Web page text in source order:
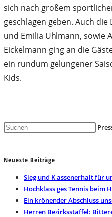
sich nach großem
geschlagen geben. Auch die
und Emilia Uhlmann, sowie
Eickelmann ging an die
ein rundum gelungener
Kids.
Neueste Beiträge
Sieg und Klassenerhalt für
Hochklassiges Tennis beim
Ein krönender Abschluss
Herren Bezirksstaffel: